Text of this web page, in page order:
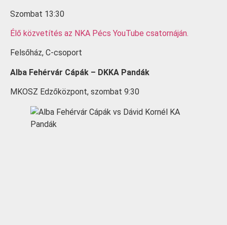
Szombat 13:30
Élő közvetítés az NKA Pécs YouTube csatornáján.
Felsőház, C-csoport
Alba Fehérvár Cápák – DKKA Pandák
MKOSZ Edzőközpont, szombat 9:30